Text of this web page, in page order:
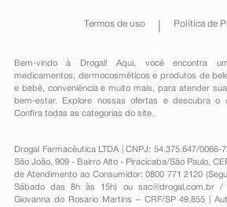
Termos de uso Política de
Bem-vindo à Drogal! Aqui, você encontra
medicamentos , dermocosméticos e produtos de
e bebê, conveniênciae muito mais, para atender
bem-estar. Explore nossas ofertas e descubra o
Confira todas as categorias do site.
Drogal Farmacêutica LTDA | CNPJ: 54.375.647/0066-
São João, 909 - Bairro Alto - Piracicaba/São Paulo,
de Atendimento ao Consumidor: 0800 771 2120
Sábado das 8h às 15h) ou sac@drogal.com.br/
Giovanna do Rosario Martins – CRF/SP 49.855 |